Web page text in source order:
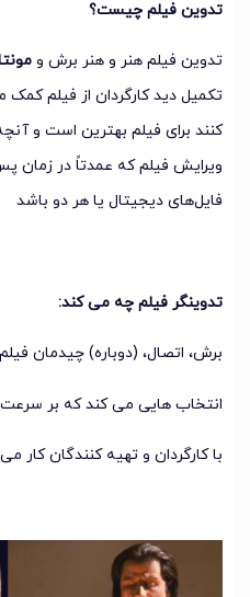
تدوین فیلم چیست؟
تدوین فیلم هنر و هنر برش و
تکمیل دید کارگردان از فیلم کمک
کنند برای فیلم بهترین است و
ویرایش فیلم که عمدتاً در زمان
فایل‌های دیجیتال یا هر دو باشد
تدوینگر فیلم چه می کند:
برش، اتصال، (دوباره) چیدمان
انتخاب هایی می کند که بر سرعت
با کارگردان و تهیه کنندگان کار